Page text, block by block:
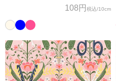
108円 税込/10cm